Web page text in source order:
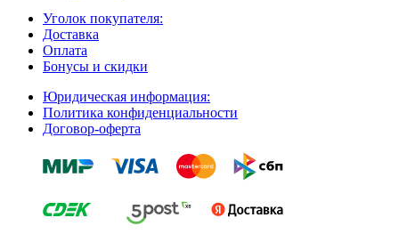
Уголок покупателя:
Доставка
Оплата
Бонусы и скидки
Юридическая информация:
Политика конфиденциальности
Договор-оферта